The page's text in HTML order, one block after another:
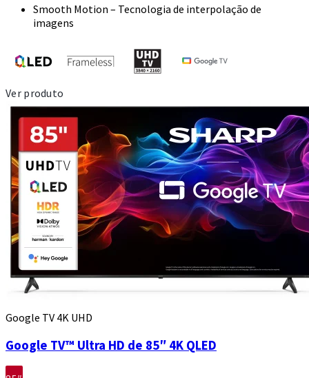
Smooth Motion – Tecnologia de interpolação de
imagens
Ver produto
Google TV 4K UHD
Google TV™ Ultra HD de 85″ 4K QLED